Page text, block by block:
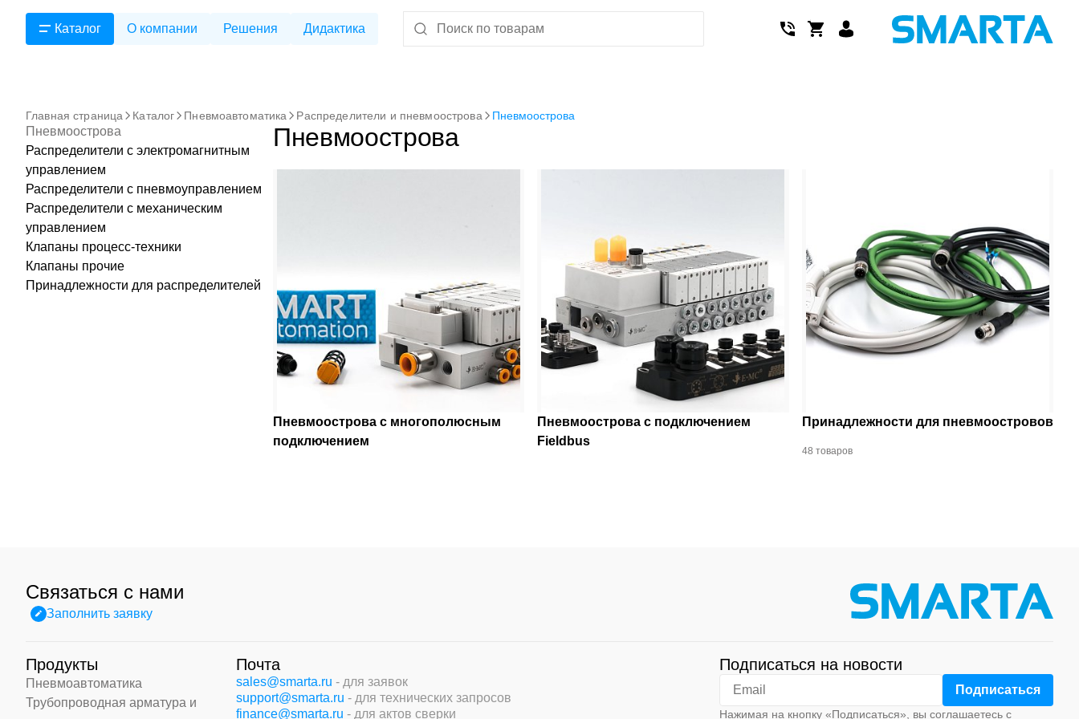
Каталог О компании Решения Дидактика
Главная страница Каталог Пневмоавтоматика Распределители и пневмоострова Пневмоострова
Пневмоострова
Распределители с электромагнитным
управлением
Распределители с пневмоуправлением
Распределители с механическим
управлением
Клапаны процесс-техники
Клапаны прочие
Принадлежности для распределителей
Пневмоострова
Пневмоострова с многополюсным
подключением
Пневмоострова с подключением
Fieldbus
Принадлежности для пневмоостровов
48 товаров
Связаться с нами
Заполнить заявку
Продукты
Пневмоавтоматика
Трубопроводная арматура и
Почта
sales@smarta.ru - для заявок
support@smarta.ru - для технических запросов
finance@smarta.ru - для актов сверки
Подписаться на новости
Нажимая на кнопку «Подписаться», вы соглашаетесь с